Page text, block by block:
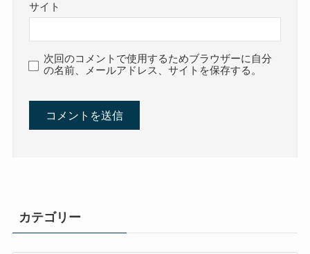
サイト
次回のコメントで使用するためブラウザーに自分
の名前、メールアドレス、サイトを保存する。
カテゴリー